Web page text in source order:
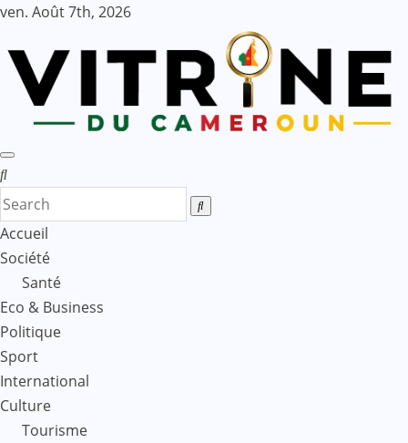
Skip
content
ven. Août 7th, 2026
Accueil
Société
Santé
Eco & Business
Politique
Sport
International
Culture
Tourisme